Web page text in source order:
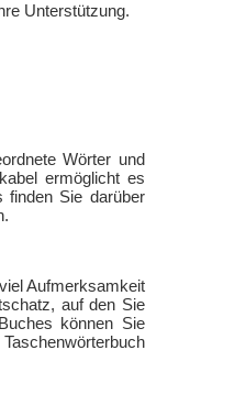
Unterstützung.
Wörter und
ermöglicht es
finden Sie darüber
Aufmerksamkeit
auf den Sie
können Sie